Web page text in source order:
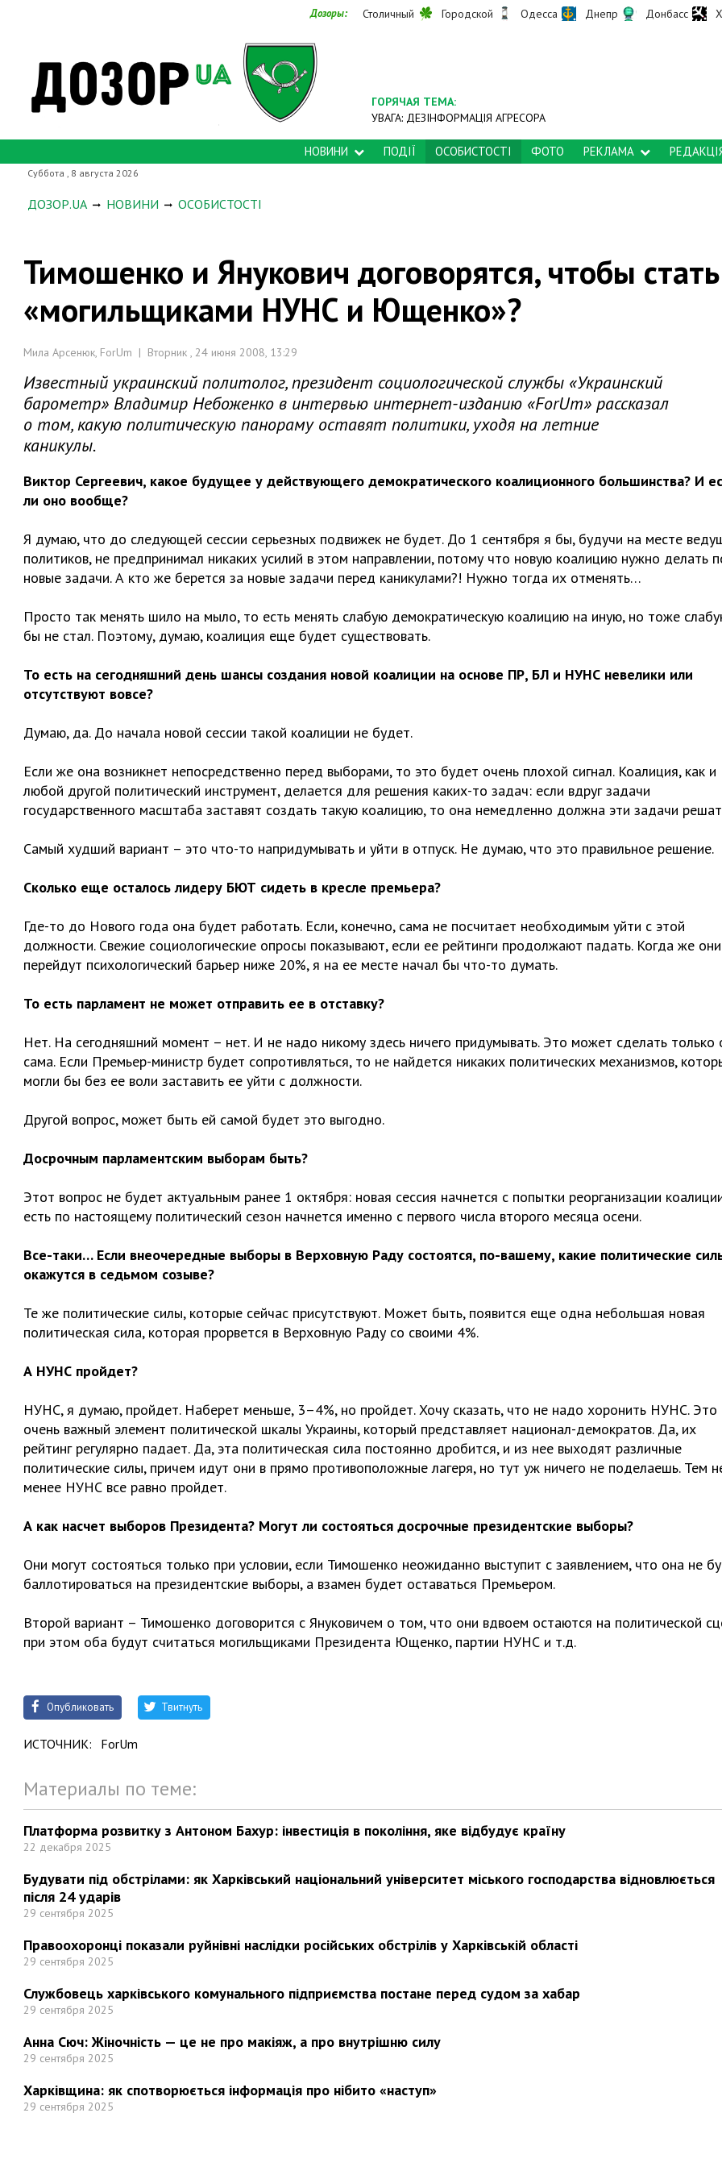
Дозоры: Столичный Городской Одесса Днепр Донбасс
ГОРЯЧАЯ ТЕМА:
УВАГА: ДЕЗІНФОРМАЦІЯ АГРЕСОРА
НОВИНИ ПОДІЇ ОСОБИСТОСТІ ФОТО РЕКЛАМА
Суббота , 8 августа 2026
ДОЗОР.UA НОВИНИ ОСОБИСТОСТІ
Тимошенко и Янукович договорятся, чтобы стать
«могильщиками НУНС и Ющенко»?
Мила Арсенюк, ForUm | Вторник , 24 июня 2008, 13:29
Известный украинский политолог, президент социологической службы «Украинский
барометр» Владимир Небоженко в интервью интернет-изданию «ForUm» рассказал
о том, какую политическую панораму оставят политики, уходя на летние
каникулы.
Виктор Сергеевич, какое будущее у действующего демократического коалиционного большинства? И
ли оно вообще?
Я думаю, что до следующей сессии серьезных подвижек не будет. До 1 сентября я бы, будучи на месте
политиков, не предпринимал никаких усилий в этом направлении, потому что новую коалицию нужно делать
новые задачи. А кто же берется за новые задачи перед каникулами?! Нужно тогда их отменять…
Просто так менять шило на мыло, то есть менять слабую демократическую коалицию на иную, но тоже
бы не стал. Поэтому, думаю, коалиция еще будет существовать.
То есть на сегодняшний день шансы создания новой коалиции на основе ПР, БЛ и НУНС невелики или
отсутствуют вовсе?
Думаю, да. До начала новой сессии такой коалиции не будет.
Если же она возникнет непосредственно перед выборами, то это будет очень плохой сигнал. Коалиция, как и
любой другой политический инструмент, делается для решения каких-то задач: если вдруг задачи
государственного масштаба заставят создать такую коалицию, то она немедленно должна эти задачи
Самый худший вариант – это что-то напридумывать и уйти в отпуск. Не думаю, что это правильное решение.
Сколько еще осталось лидеру БЮТ сидеть в кресле премьера?
Где-то до Нового года она будет работать. Если, конечно, сама не посчитает необходимым уйти с этой
должности. Свежие социологические опросы показывают, если ее рейтинги продолжают падать. Когда же они
перейдут психологический барьер ниже 20%, я на ее месте начал бы что-то думать.
То есть парламент не может отправить ее в отставку?
Нет. На сегодняшний момент – нет. И не надо никому здесь ничего придумывать. Это может сделать только
сама. Если Премьер-министр будет сопротивляться, то не найдется никаких политических механизмов,
могли бы без ее воли заставить ее уйти с должности.
Другой вопрос, может быть ей самой будет это выгодно.
Досрочным парламентским выборам быть?
Этот вопрос не будет актуальным ранее 1 октября: новая сессия начнется с попытки реорганизации
есть по настоящему политический сезон начнется именно с первого числа второго месяца осени.
Все-таки… Если внеочередные выборы в Верховную Раду состоятся, по-вашему, какие политические
окажутся в седьмом созыве?
Те же политические силы, которые сейчас присутствуют. Может быть, появится еще одна небольшая новая
политическая сила, которая прорвется в Верховную Раду со своими 4%.
А НУНС пройдет?
НУНС, я думаю, пройдет. Наберет меньше, 3–4%, но пройдет. Хочу сказать, что не надо хоронить НУНС. Это
очень важный элемент политической шкалы Украины, который представляет национал-демократов. Да, их
рейтинг регулярно падает. Да, эта политическая сила постоянно дробится, и из нее выходят различные
политические силы, причем идут они в прямо противоположные лагеря, но тут уж ничего не поделаешь. Тем
менее НУНС все равно пройдет.
А как насчет выборов Президента? Могут ли состояться досрочные президентские выборы?
Они могут состояться только при условии, если Тимошенко неожиданно выступит с заявлением, что она не
баллотироваться на президентские выборы, а взамен будет оставаться Премьером.
Второй вариант – Тимошенко договорится с Януковичем о том, что они вдвоем остаются на политической
при этом оба будут считаться могильщиками Президента Ющенко, партии НУНС и т.д.
Опубликовать Твитнуть
ИСТОЧНИК: ForUm
Материалы по теме:
Платформа розвитку з Антоном Бахур: інвестиція в покоління, яке відбудує країну
22 декабря 2025
Будувати під обстрілами: як Харківський національний університет міського господарства відновлюється
після 24 ударів
29 сентября 2025
Правоохоронці показали руйнівні наслідки російських обстрілів у Харківській області
29 сентября 2025
Службовець харківського комунального підприємства постане перед судом за хабар
29 сентября 2025
Анна Сюч: Жіночність — це не про макіяж, а про внутрішню силу
29 сентября 2025
Харківщина: як спотворюється інформація про нібито «наступ»
29 сентября 2025